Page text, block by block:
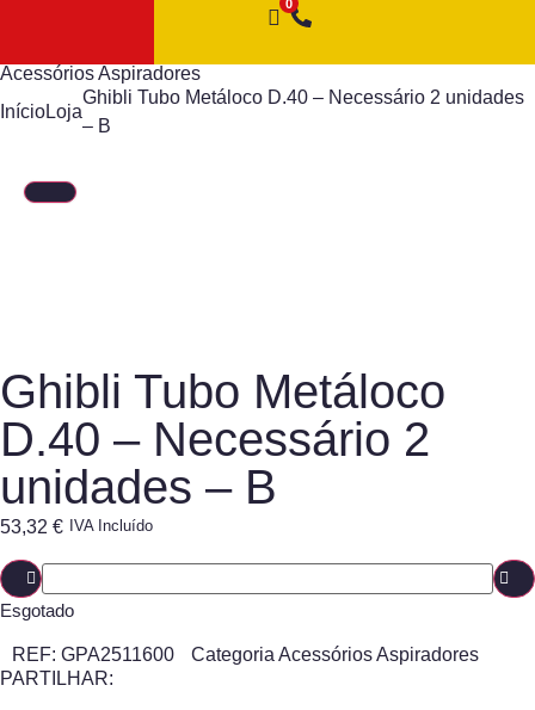
Acessórios Aspiradores
InícioLoja
Ghibli Tubo Metáloco D.40 – Necessário 2 unidades
– B
Ghibli Tubo Metáloco
D.40 – Necessário 2
unidades – B
53,32 € IVA Incluído
Esgotado
REF: GPA2511600 Categoria Acessórios Aspiradores
PARTILHAR: